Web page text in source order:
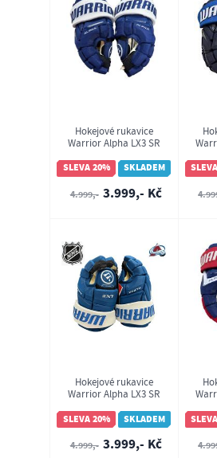
Hokejové rukavice
Warrior Alpha LX3 SR
SLEVA 20%
SKLADEM
4.999,- 3.999,- Kč
Hokejové rukavice
Warrior Alpha LX3 SR
SLEVA 20%
SKLADEM
4.999,- 3.999,- Kč